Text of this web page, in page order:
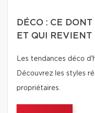
DÉCO : CE
ET QUI REVIENT
Les tendances déco
Découvrez les styles
propriétaires.